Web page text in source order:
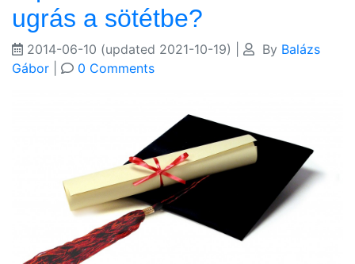
ugrás a sötétbe?
2014-06-10 (updated 2021-10-19) By Balázs
Gábor
0 Comments